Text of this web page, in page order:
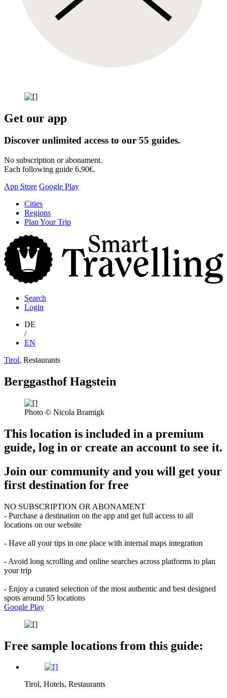
Get our app
Discover unlimited access to our 55 guides.
No subscription or abonament.
Each following guide 6,90€.
App Store Google Play
Skip
content
Cities
Regions
Plan Your Trip
Search
Login
DE
/
EN
Tirol, Restaurants
Berggasthof Hagstein
Photo © Nicola Bramigk
This location is included in a premium
guide, log in or create an account to see it.
Join our community and you will get your
first destination for free
NO SUBSCRIPTION OR ABONAMENT
- Purchase a destination on the app and get full access to all
locations on our website
- Have all your tips in one place with internal maps integration
- Avoid long scrolling and online searches across platforms to plan
your trip
- Enjoy a curated selection of the most authentic and best designed
spots around 55 locations
Google Play
Free sample locations from this guide:
Tirol, Hotels, Restaurants